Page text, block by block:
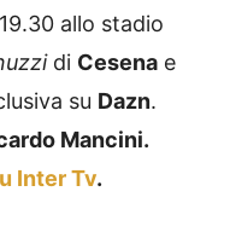
allo stadio
di Cesena e
su Dazn.
Mancini.
Inter Tv.